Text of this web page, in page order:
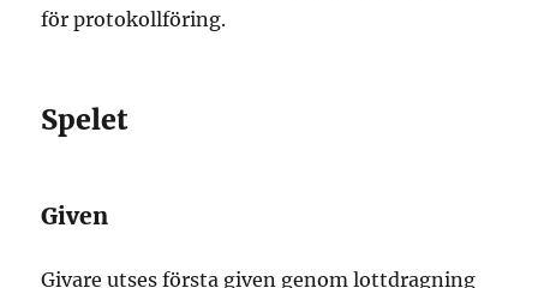
för protokollföring.
Spelet
Given
Givare utses första given genom lottdragning